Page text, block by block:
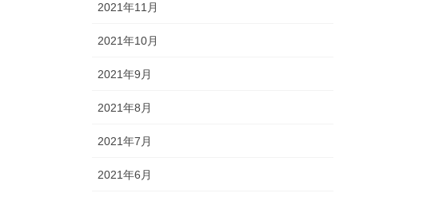
2021年11月
2021年10月
2021年9月
2021年8月
2021年7月
2021年6月